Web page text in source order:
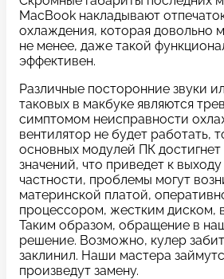
c 10:00 до 21:00
Связаться с нами
MacBook накладывают
охлаждения, которая довольно
не менее, даже такой
эффективен.
Различные посторонние звуки
таковых в макбуке являются
симптомом неисправности
вентилятор не будет работать,
основных модулей ПК достигнет
значений, что приведет к
частности, проблемы могут
материнской платой,
процессором, жестким диском,
Таким образом, обращение в
решение. Возможно, кулер
заклинил. Наши мастера
произведут замену.
Задать вопрос
*бесплатно
Заполните форму
связи и ждите звонка:
Оставьте свой
отзыв
Заполните все